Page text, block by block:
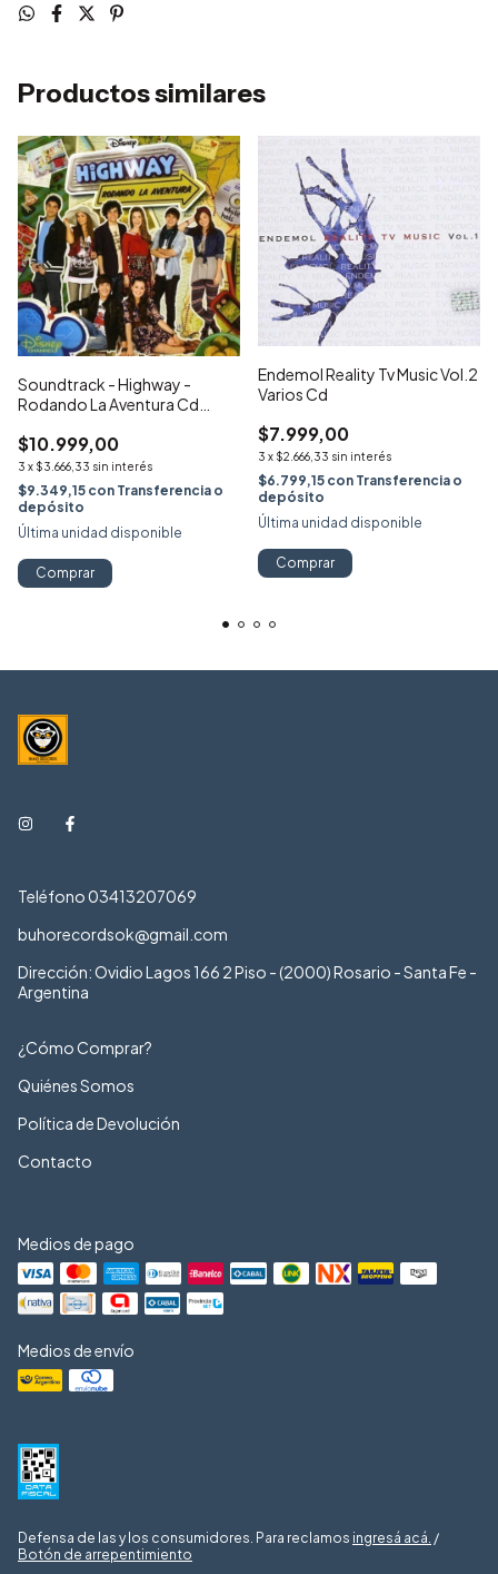
Productos similares
Soundtrack - Highway -
Rodando La Aventura Cd
$10.999,00
3 x $3.666,33 sin interés
$9.349,15 con Transferencia o
depósito
Última unidad disponible
Comprar
Endemol Reality Tv Music Vol.2
Varios Cd
$7.999,00
3 x $2.666,33 sin interés
$6.799,15 con Transferencia o
depósito
Última unidad disponible
Comprar
Teléfono 03413207069
buhorecordsok@gmail.com
Dirección: Ovidio Lagos 166 2 Piso - (2000) Rosario - Santa Fe -
Argentina
¿Cómo Comprar?
Quiénes Somos
Política de Devolución
Contacto
Medios de pago
Medios de envío
Defensa de las y los consumidores. Para reclamos ingresá acá. /
Botón de arrepentimiento